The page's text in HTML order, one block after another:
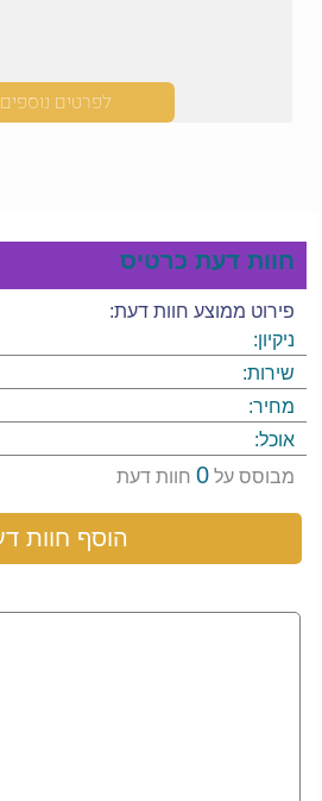
לפרטים נוספים
חוות דעת כרטיס
פירוט ממוצע חוות דעת:
ניקיון:
שירות:
מחיר:
אוכל:
מבוסס על 0 חוות דעת